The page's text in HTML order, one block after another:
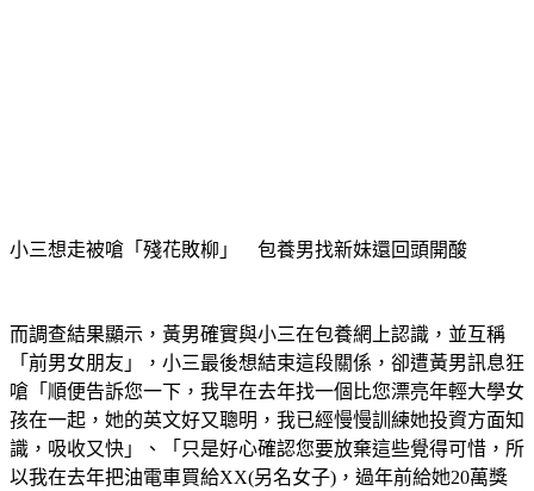
小三想走被嗆「殘花敗柳」　包養男找新妹還回頭開酸
而調查結果顯示，黃男確實與小三在包養網上認識，並互稱
「前男女朋友」，小三最後想結束這段關係，卻遭黃男訊息狂
嗆「順便告訴您一下，我早在去年找一個比您漂亮年輕大學女
孩在一起，她的英文好又聰明，我已經慢慢訓練她投資方面知
識，吸收又快」、「只是好心確認您要放棄這些覺得可惜，所
以我在去年把油電車買給XX(另名女子)，過年前給她20萬獎